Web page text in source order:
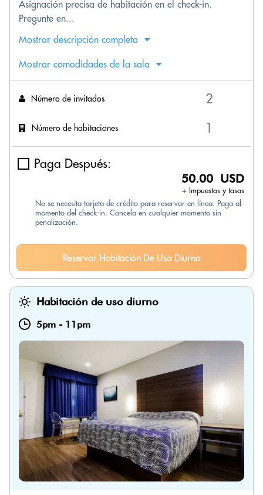
Asignación precisa de habitación en el check-in.
Pregunte en...
Mostrar descripción completa
Mostrar comodidades de la sala
Número de invitados
Número de habitaciones
Paga Después:
50.00 USD
+ Impuestos y tasas
No se necesita tarjeta de crédito para reservar en línea. Paga al
momento del check-in. Cancela en cualquier momento sin
penalización.
Reservar Habitación De Uso Diurno
Habitación de uso diurno
5pm - 11pm